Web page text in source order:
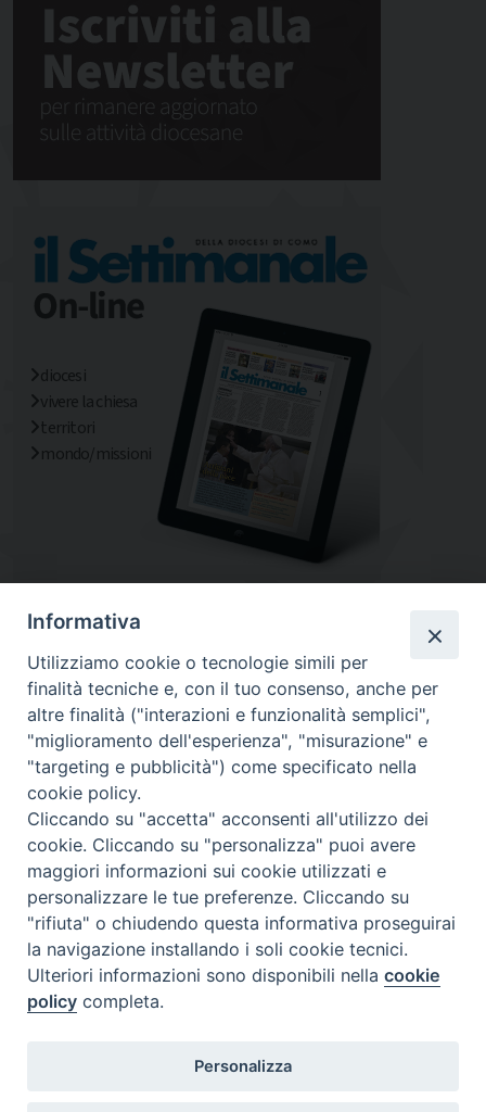
diocesi
vivere la chiesa
territori
mondo/missioni
Diocesi
di Como
Diocesi di Como | piazza Grimoldi, 5
Riproduzione solo con permesso.
Informativa
Utilizziamo cookie o tecnologie simili per
finalità tecniche e, con il tuo consenso, anche per
altre finalità ("interazioni e funzionalità semplici",
"miglioramento dell'esperienza", "misurazione" e
"targeting e pubblicità") come specificato nella
cookie policy.
Cliccando su "accetta" acconsenti all'utilizzo dei
cookie. Cliccando su "personalizza" puoi avere
maggiori informazioni sui cookie utilizzati e
personalizzare le tue preferenze. Cliccando su
"rifiuta" o chiudendo questa informativa proseguirai
la navigazione installando i soli cookie tecnici.
Ulteriori informazioni sono disponibili nellacookie
policy completa.
Personalizza